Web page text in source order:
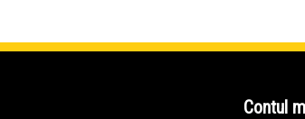
Contul